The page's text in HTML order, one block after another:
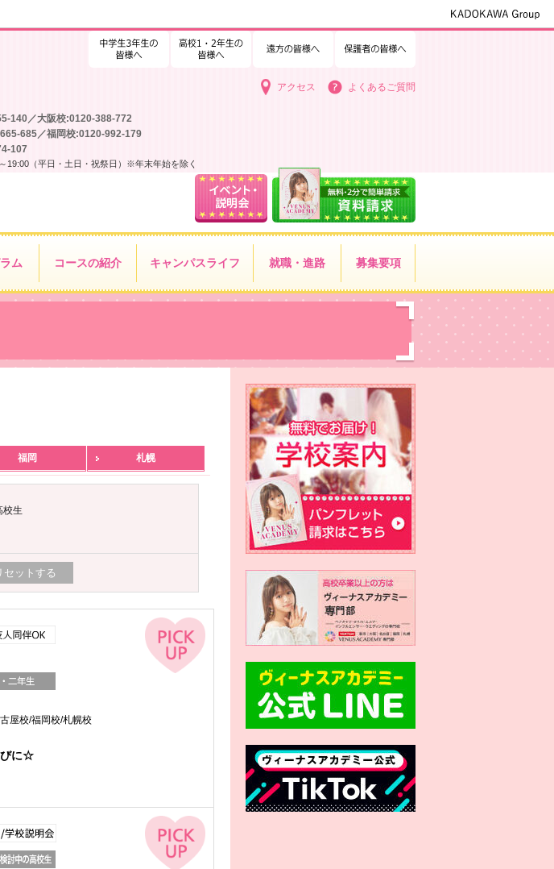
遠方の皆様へ
中学3年生の皆様へ
高校1・2年生の皆様へ
よくあるご質問
アクセス
140／大阪校:0120-388-772
685／福岡校:0120-992-179
107
19:00（平日・土日・祝祭日）※年末年始を除く
ム コースの紹介 キャンパスライフ 就職・進路 募集要項
福岡 札幌
校生
屋校/福岡校/札幌校
びに☆